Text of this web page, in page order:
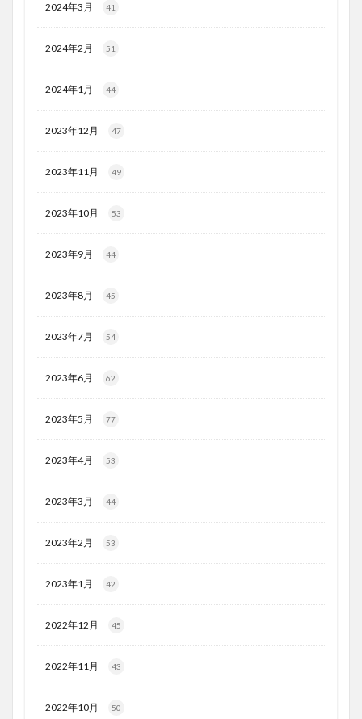
2024年3月 41
2024年2月 51
2024年1月 44
2023年12月 47
2023年11月 49
2023年10月 53
2023年9月 44
2023年8月 45
2023年7月 54
2023年6月 62
2023年5月 77
2023年4月 53
2023年3月 44
2023年2月 53
2023年1月 42
2022年12月 45
2022年11月 43
2022年10月 50